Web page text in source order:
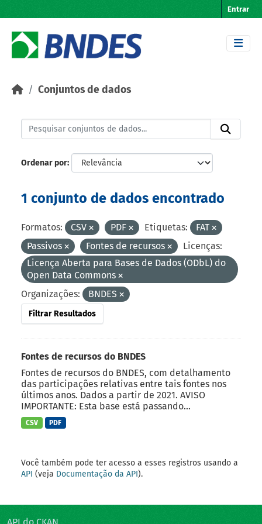
Entrar
Conjuntos de dados
Ordenar por
1 conjunto de dados encontrado
Formatos: CSV PDF Etiquetas:
FAT
Passivos
Fontes de recursos
Licenças:
Licença Aberta para Bases de Dados (ODbL) do
Open Data Commons
Organizações:
BNDES
Filtrar Resultados
Fontes de recursos do BNDES
Fontes de recursos do BNDES, com detalhamento
das participações relativas entre tais fontes nos
últimos anos. Dados a partir de 2021. AVISO
IMPORTANTE: Esta base está passando...
CSV PDF
Você também pode ter acesso a esses registros usando a
API (veja Documentação da API).